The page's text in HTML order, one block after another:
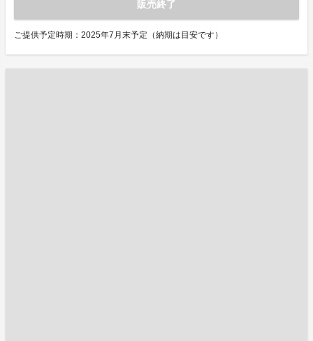
販売終了
ご提供予定時期：2025年7月末予定（納期は目安です）